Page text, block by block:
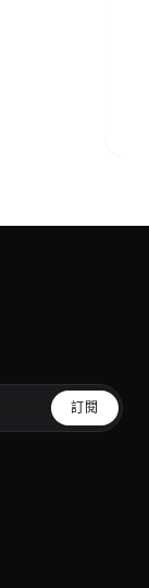
訂閱